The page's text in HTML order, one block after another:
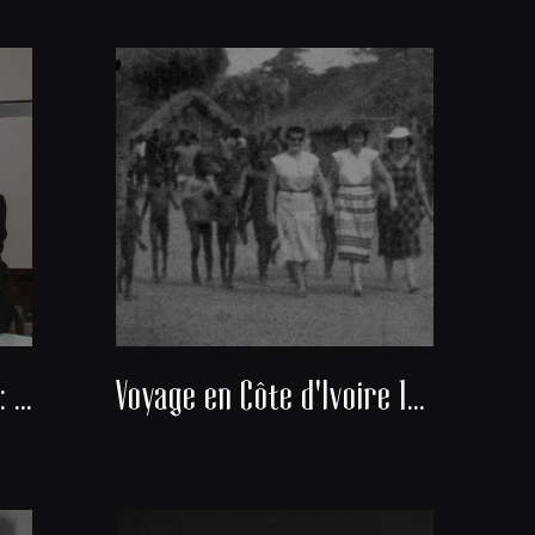
Docteur Alexis Banayan : Président du consistoire de la communauté juive de Bordeaux Voyage en Côte d'Ivoire 1951